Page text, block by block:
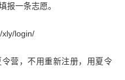
报一条志愿。
xly/login/
营，不用重新注册，用夏令